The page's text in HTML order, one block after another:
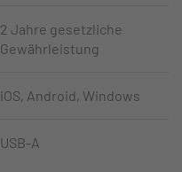
2 Jahre gesetzliche
Gewährleistung
iOS, Android, Windows
USB-A